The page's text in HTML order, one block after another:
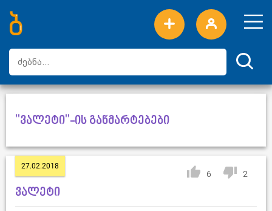
ახალი სიტყვები
ტოპ სიტყვები
დღის ტოპ სიტყვები
ტოპ მომხმარებლები
"ვალეტი"-ის განმარტებები
27.02.2018
6 2
ვალეტი